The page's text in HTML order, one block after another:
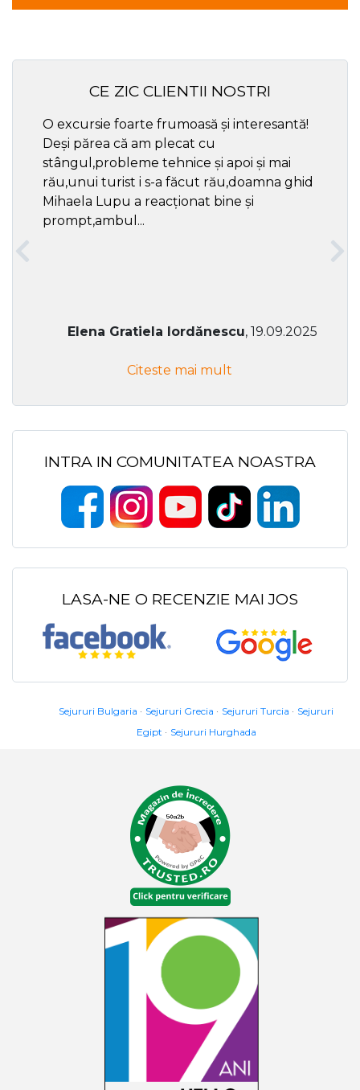
CE ZIC CLIENTII NOSTRI
O excursie foarte frumoasă și interesantă!
Deși părea că am plecat cu
stângul,probleme tehnice și apoi și mai
rău,unui turist i s-a făcut rău,doamna ghid
Mihaela Lupu a reacționat bine și
prompt,ambul...
Elena Gratiela Iordănescu, 19.09.2025
Citeste mai mult
INTRA IN COMUNITATEA NOASTRA
LASA-NE O RECENZIE MAI JOS
Sejururi Bulgaria Sejururi Grecia Sejururi Turcia
Sejururi
Egipt
Sejururi Hurghada